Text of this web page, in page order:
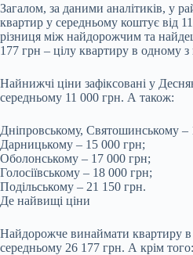
Загалом, за даними аналітиків, у
квартир у середньому коштує від
різниця між найдорожчим та
177 грн – цілу квартиру в одному
Найнижчі ціни зафіксовані у
середньому 11 000 грн. А також:
Дніпровському, Святошинському –
Дарницькому – 15 000 грн;
Оболонському – 17 000 грн;
Голосіївському – 18 000 грн;
Подільському – 21 150 грн.
Де найвищі ціни
Найдорожче винаймати квартиру в
середньому 26 177 грн. А крім того: